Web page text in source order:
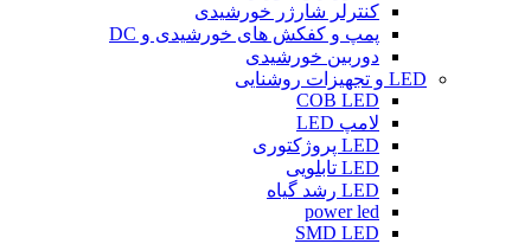
کنترلر شارژر خورشیدی
پمپ و کفکش های خورشیدی و DC
دوربین خورشیدی
LED و تجهیزات روشنایی
COB LED
لامپ LED
LED پروژکتوری
LED تابلویی
LED رشد گیاه
power led
SMD LED